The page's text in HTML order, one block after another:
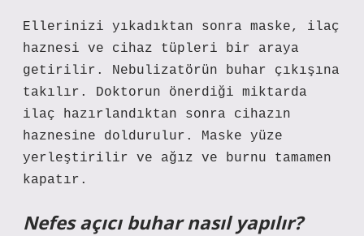
Ellerinizi yıkadıktan sonra maske, ilaç
haznesi ve cihaz tüpleri bir araya
getirilir. Nebulizatörün buhar çıkışına
takılır. Doktorun önerdiği miktarda
ilaç hazırlandıktan sonra cihazın
haznesine doldurulur. Maske yüze
yerleştirilir ve ağız ve burnu tamamen
kapatır.
Nefes açıcı buhar nasıl yapılır?